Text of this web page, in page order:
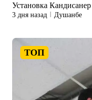
Установка Кандисанер
3 дня назад Душанбе
ТОП